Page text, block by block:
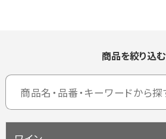
商品を絞り込む